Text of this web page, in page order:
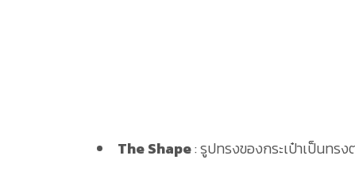
The Shape: รูปทรงของกระเป๋าเป็นทร